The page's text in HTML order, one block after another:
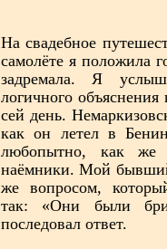
На свадебное
самолёте я положила
задремала. Я
логичного
сей день.
как он летел в
любопытно, как
наёмники. Мой
же вопросом,
так: «Они были
последовал ответ.